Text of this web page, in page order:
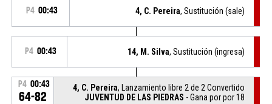
P4 00:43 4, C. Pereira, Sustitución (sale)
P4 00:43 14, M. Silva, Sustitución (ingresa)
P4 00:43
64-82
4, C. Pereira, Lanzamiento libre 2 de 2 Convertido
JUVENTUD DE LAS PIEDRAS - Gana por por 18